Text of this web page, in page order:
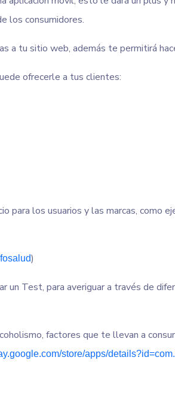
los consumidores.
a tu sitio web, además te permitirá
ofrecerle a tus clientes:
para los usuarios y las marcas,
)
un Test, para averiguar a través de
factores que te llevan a
store/apps/